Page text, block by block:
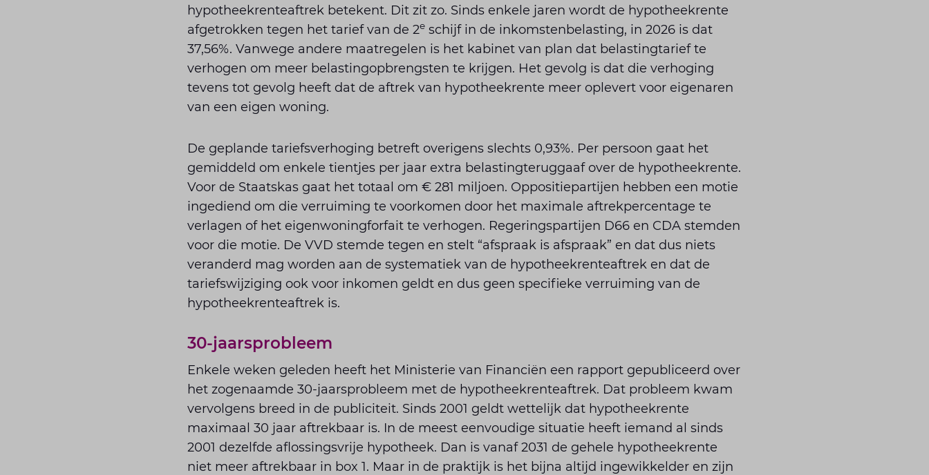
hypotheekrenteaftrek betekent. Dit zit zo. Sinds enkele jaren wordt de hypotheekrente
afgetrokken tegen het tarief van de 2eschijf in de inkomstenbelasting, in 2026 is dat
37,56%. Vanwege andere maatregelen is het kabinet van plan dat belastingtarief te
verhogen om meer belastingopbrengsten te krijgen. Het gevolg is dat die verhoging
tevens tot gevolg heeft dat de aftrek van hypotheekrente meer oplevert voor eigenaren
van een eigen woning.
De geplande tariefsverhoging betreft overigens slechts 0,93%. Per persoon gaat het
gemiddeld om enkele tientjes per jaar extra belastingteruggaaf over de hypotheekrente.
Voor de Staatskas gaat het totaal om € 281 miljoen. Oppositiepartijen hebben een motie
ingediend om die verruiming te voorkomen door het maximale aftrekpercentage te
verlagen of het eigenwoningforfait te verhogen. Regeringspartijen D66 en CDA stemden
voor die motie. De VVD stemde tegen en stelt “afspraak is afspraak” en dat dus niets
veranderd mag worden aan de systematiek van de hypotheekrenteaftrek en dat de
tariefswijziging ook voor inkomen geldt en dus geen specifieke verruiming van de
hypotheekrenteaftrek is.
30-jaarsprobleem
Enkele weken geleden heeft het Ministerie van Financiën een rapport gepubliceerd over
het zogenaamde 30-jaarsprobleem met de hypotheekrenteaftrek. Dat probleem kwam
vervolgens breed in de publiciteit. Sinds 2001 geldt wettelijk dat hypotheekrente
maximaal 30 jaar aftrekbaar is. In de meest eenvoudige situatie heeft iemand al sinds
2001 dezelfde aflossingsvrije hypotheek. Dan is vanaf 2031 de gehele hypotheekrente
niet meer aftrekbaar in box 1. Maar in de praktijk is het bijna altijd ingewikkelder en zijn